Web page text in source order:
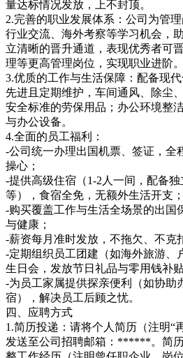
量达标情况发放，上不封顶。
2.完善的职业发展体系：公司为管
行业交流、海外考察等学习机会，
立清晰的晋升通道，表现优秀者可
理等更高管理岗位，实现职业进阶。
3.优质的工作与生活保障：配备现
先进且定期维护，车间通风、除尘
安全标准的劳保用品；办公环境整
与办公设备。
4.全面的员工福利：
-公司统一办理出国机票、签证，全
操心；
-提供高级住宿（1-2人一间，配备
等），食宿全免，无额外生活开支；
-购买覆盖工作与生活全场景的出国
与健康；
-薪资每月准时发放，不拖欠、不克
-定期组织员工团建（如海外旅游、
生日会，发放节日礼品与零用钱补贴
-为员工家属提供探亲便利（如协助
宿），解决员工后顾之忧。
四、应聘方式
1.简历投递：请将个人简历（注明“
发送至公司招聘邮箱：******。简